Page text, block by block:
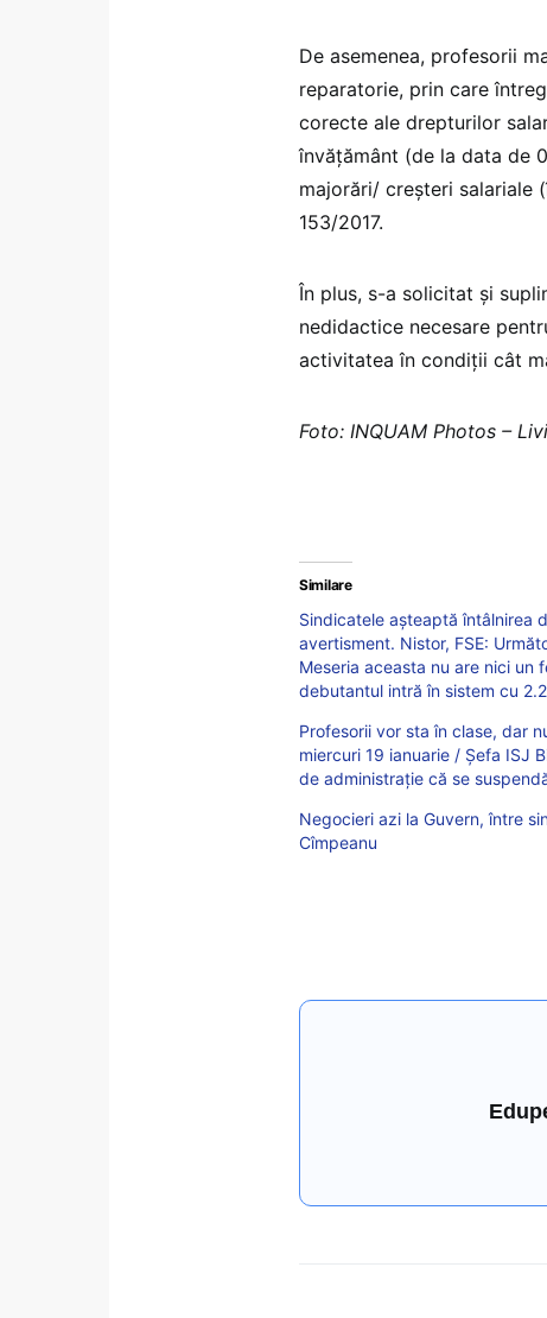
De asemenea, profesorii
reparatorie, prin care
corecte ale drepturilor
învăţământ (de la data de
majorări/ creşteri salariale
153/2017.
În plus, s-a solicitat şi
nedidactice necesare
activitatea în condiţii cât
Foto: INQUAM Photos –
Similare
Sindicatele așteaptă întâlnirea
avertisment. Nistor, FSE:
Meseria aceasta nu are nici
debutantul intră în sistem cu
Profesorii vor sta în clase, dar
miercuri 19 ianuarie / Șefa ISJ
de administrație că se
Negocieri azi la Guvern, între
Cîmpeanu